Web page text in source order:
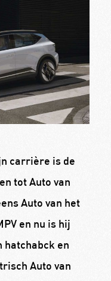
carrière is de
tot Auto van
Auto van het
en nu is hij
hatchabck en
Auto van